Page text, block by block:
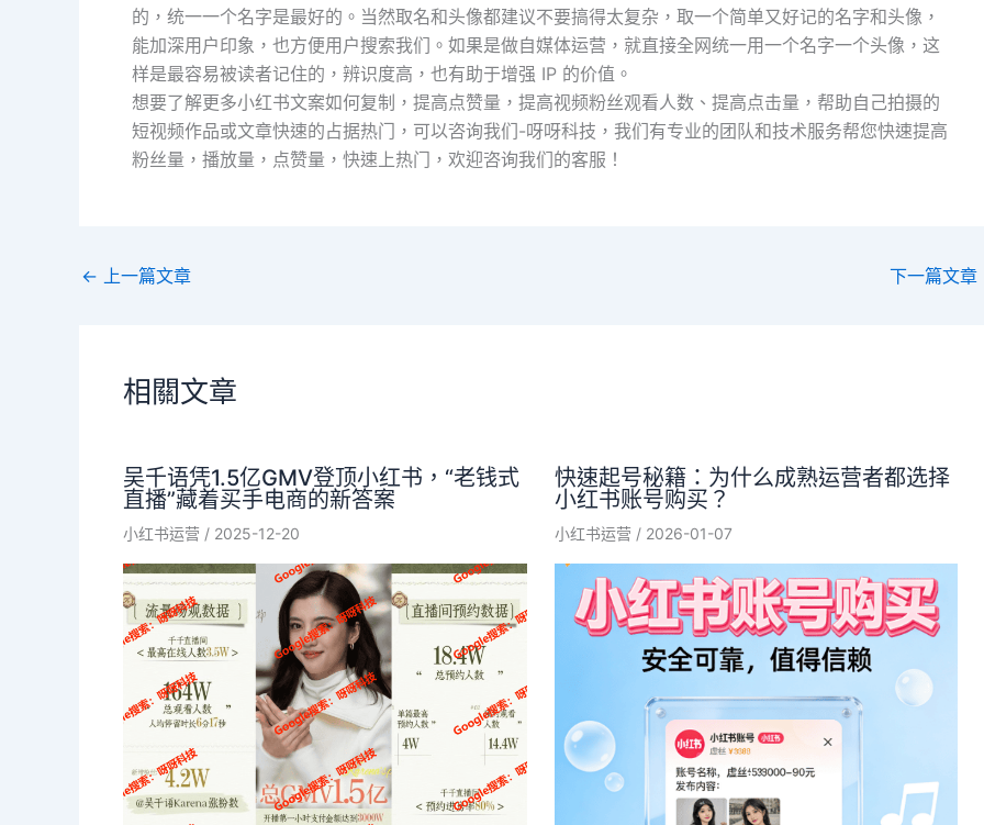
的，统一一个名字是最好的。当然取名和头像都建议不要搞得太复杂，取一个简单又好记的名字和头像，
能加深用户印象，也方便用户搜索我们。如果是做自媒体运营，就直接全网统一用一个名字一个头像，这
样是最容易被读者记住的，辨识度高，也有助于增强 IP 的价值。
想要了解更多小红书文案如何复制，提高点赞量，提高视频粉丝观看人数、提高点击量，帮助自己拍摄的
短视频作品或文章快速的占据热门，可以咨询我们-呀呀科技，我们有专业的团队和技术服务帮您快速提高
粉丝量，播放量，点赞量，快速上热门，欢迎咨询我们的客服！
← 上一篇文章 下一篇文章
相關文章
吴千语凭1.5亿GMV登顶小红书，“老钱式
直播”藏着买手电商的新答案
小红书运营 / 2025-12-20
快速起号秘籍：为什么成熟运营者都选择
小红书账号购买？
小红书运营 / 2026-01-07